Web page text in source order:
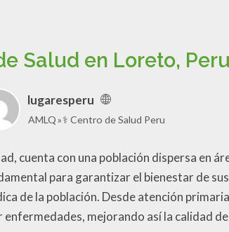
Salud en Loreto, Peru
lugaresperu
AMLQ ⚕️ Centro de Salud Peru
cuenta con una población dispersa en
para garantizar el bienestar de
de la población. Desde atención
mejorando así la calidad